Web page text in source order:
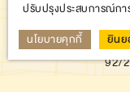
92/
ปรับปรุงประสบการณ์กา
นโยบายคุกกี้
ยินย